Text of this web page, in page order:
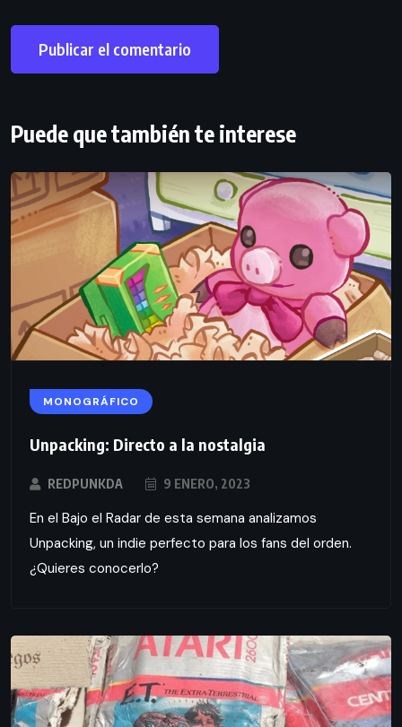
Puede que también te interese
MONOGRÁFICO
Unpacking: Directo a la nostalgia
REDPUNKDA 9 ENERO, 2023
En el Bajo el Radar de esta semana analizamos
Unpacking, un indie perfecto para los fans del orden.
¿Quieres conocerlo?